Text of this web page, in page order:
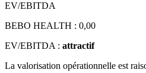
EV/EBITDA
BEBO HEALTH : 0,00
EV/EBITDA : attractif
La valorisation opérationnelle est